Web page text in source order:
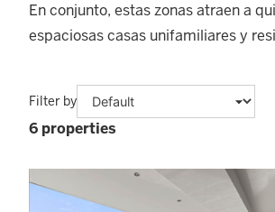
En conjunto, estas zonas atraen a
espaciosas casas unifamiliares y
Filter by
6 properties